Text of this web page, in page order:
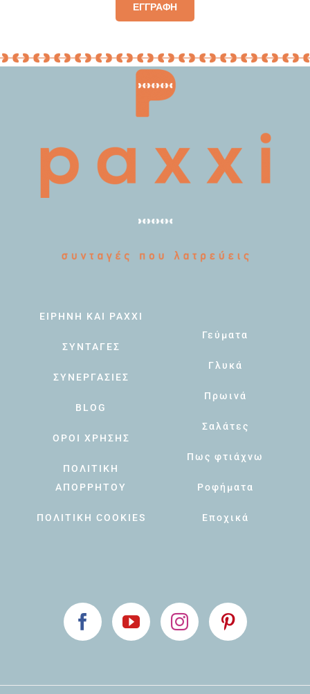
ΕΓΓΡΑΦΗ
ΕΙΡΗΝΗ ΚΑΙ PAXXI
ΣΥΝΤΑΓΕΣ
ΣΥΝΕΡΓΑΣΙΕΣ
BLOG
ΟΡΟΙ ΧΡΗΣΗΣ
ΠΟΛΙΤΙΚΗ
ΑΠΟΡΡΗΤΟΥ
ΠΟΛΙΤΙΚΗ COOKIES
Γεύματα
Γλυκά
Πρωινά
Σαλάτες
Πως φτιάχνω
Ροφήματα
Εποχικά